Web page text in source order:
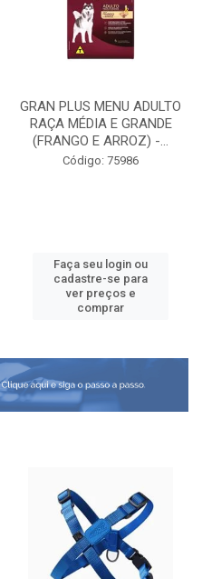
GRAN PLUS MENU ADULTO
RAÇA MÉDIA E GRANDE
(FRANGO E ARROZ) -...
Código: 75986
Faça seu login ou
cadastre-se para
ver preços e
comprar